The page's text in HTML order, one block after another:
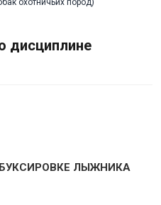
охотничьих пород)
дисциплине
ЛЫЖНИКА